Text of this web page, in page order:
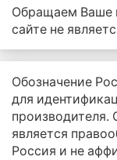
Обращаем Ваше
сайте не
Обозначение
для
является
Россия и не